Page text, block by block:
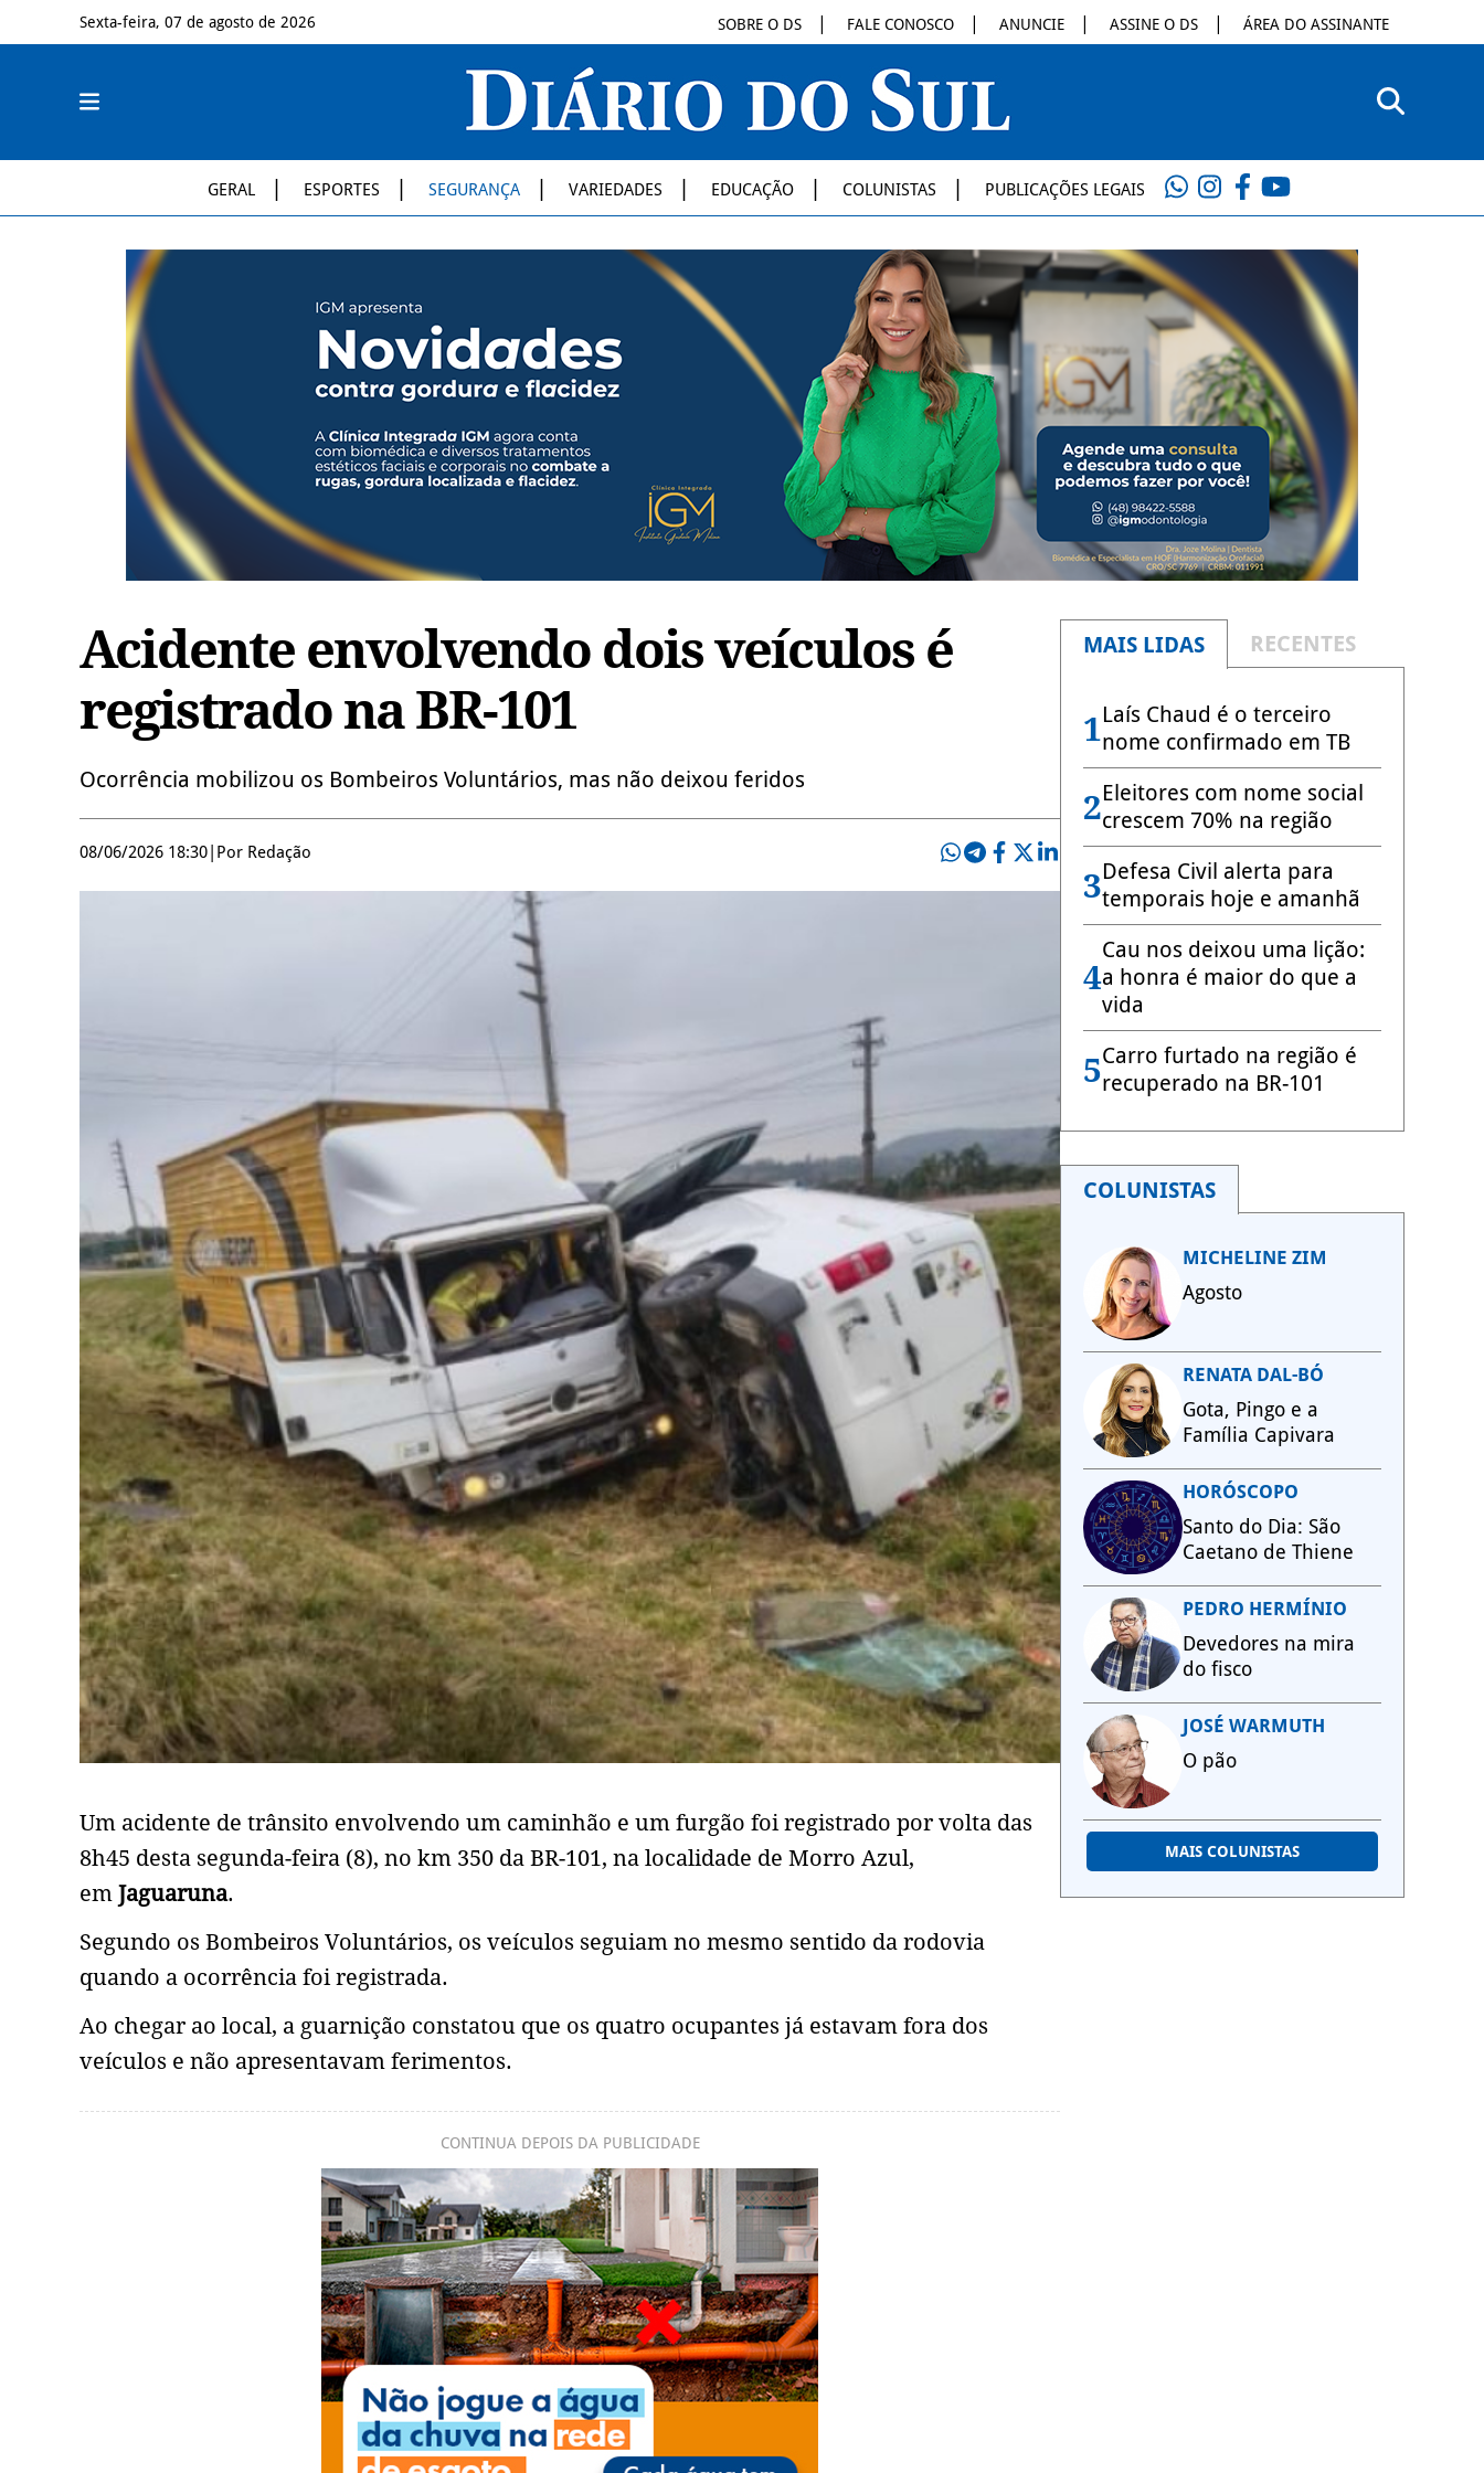
Sexta-feira, 07 de agosto de 2026 SOBRE O DS FALE CONOSCO ANUNCIE ASSINE O DS ÁREA DO ASSINANTE
GERAL ESPORTES SEGURANÇA VARIEDADES EDUCAÇÃO COLUNISTAS PUBLICAÇÕES LEGAIS
Acidente envolvendo dois veículos é
registrado na BR-101
Ocorrência mobilizou os Bombeiros Voluntários, mas não deixou feridos
08/06/2026 18:30 Por Redação
Um acidente de trânsito envolvendo um caminhão e um furgão foi registrado por volta das
8h45 desta segunda-feira (8), no km 350 da BR-101, na localidade de Morro Azul,
em Jaguaruna.
Segundo os Bombeiros Voluntários, os veículos seguiam no mesmo sentido da rodovia
quando a ocorrência foi registrada.
Ao chegar ao local, a guarnição constatou que os quatro ocupantes já estavam fora dos
veículos e não apresentavam ferimentos.
CONTINUA DEPOIS DA PUBLICIDADE
MAIS LIDAS RECENTES
1Laís Chaud é o terceiro
nome confirmado em TB
2Eleitores com nome social
crescem 70% na região
3Defesa Civil alerta para
temporais hoje e amanhã
4
Cau nos deixou uma lição:
a honra é maior do que a
vida
5Carro furtado na região é
recuperado na BR-101
COLUNISTAS
MICHELINE ZIM
Agosto
RENATA DAL-BÓ
Gota, Pingo e a
Família Capivara
HORÓSCOPO
Santo do Dia: São
Caetano de Thiene
PEDRO HERMÍNIO
Devedores na mira
do fisco
JOSÉ WARMUTH
O pão
MAIS COLUNISTAS